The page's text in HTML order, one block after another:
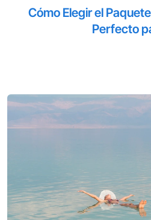
Cómo Elegir el
Perfecto